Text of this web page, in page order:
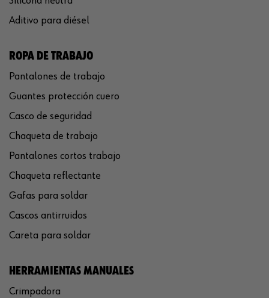
Aditivo para diésel
ROPA DE TRABAJO
Pantalones de trabajo
Guantes protección cuero
Casco de seguridad
Chaqueta de trabajo
Pantalones cortos trabajo
Chaqueta reflectante
Gafas para soldar
Cascos antirruidos
Careta para soldar
HERRAMIENTAS MANUALES
Crimpadora